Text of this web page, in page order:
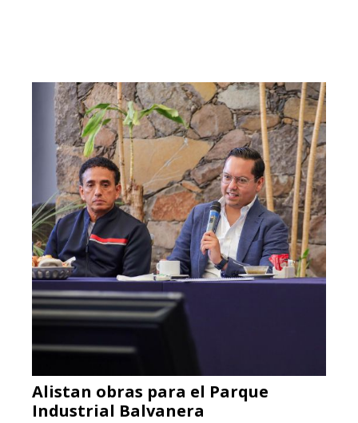
Alistan obras para el Parque
Industrial Balvanera